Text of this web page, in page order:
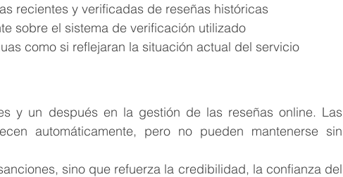
recientes y verificadas de reseñas históricas
sobre el sistema de verificación utilizado
como si reflejaran la situación actual del servicio
y un después en la gestión de las reseñas online. Las
automáticamente, pero no pueden mantenerse sin
sino que refuerza la credibilidad, la confianza del